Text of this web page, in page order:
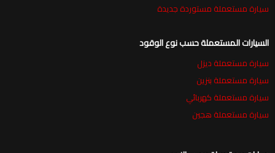
سيارة مستعملة مستوردة جديدة
السيارات المستعملة حسب نوع الوقود
سيارة مستعملة ديزل
سيارة مستعملة بنزين
سيارة مستعملة كهربائي
سيارة مستعملة هجين